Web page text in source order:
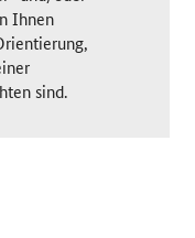
Ihnen
sind.